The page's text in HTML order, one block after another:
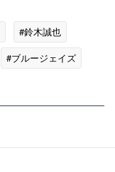
#鈴木誠也
#ブルージェイズ